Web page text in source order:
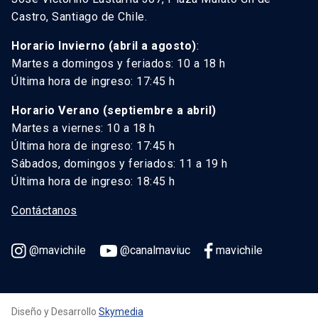
Castro, Santiago de Chile.
Horario Invierno (abril a agosto):
Martes a domingos y feriados: 10 a 18 h
Última hora de ingreso: 17:45 h
Horario Verano (septiembre a abril)
Martes a viernes: 10 a 18 h
Última hora de ingreso: 17:45 h
Sábados, domingos y feriados: 11 a 19 h
Última hora de ingreso: 18:45 h
Contáctanos
@mavichile @canalmaviuc mavichile
Diseño y Desarrollo Skymedia